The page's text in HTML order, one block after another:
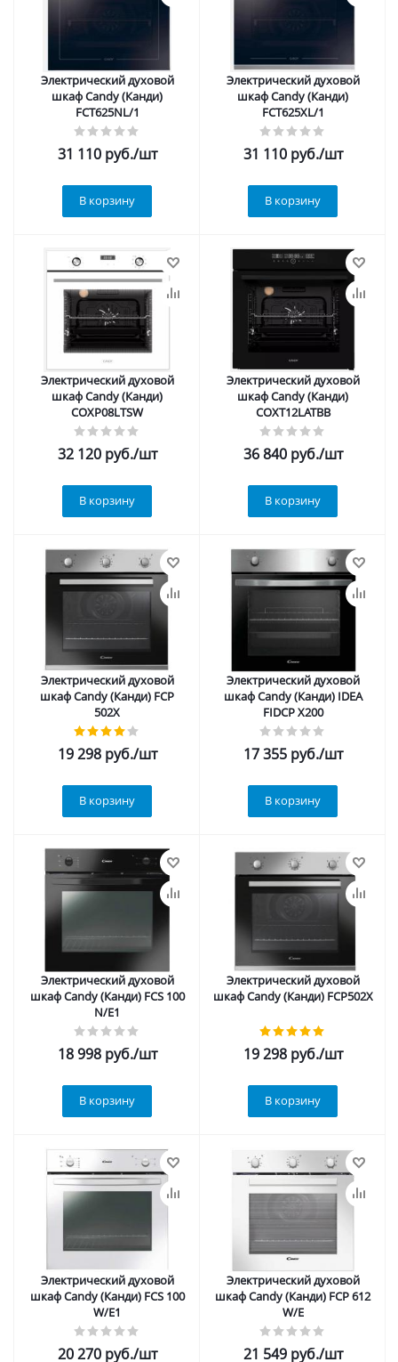
Электрический духовой
шкаф Candy (Канди)
FCT625NL/1
31 110руб./шт
В корзину
Электрический духовой
шкаф Candy (Канди)
FCT625XL/1
31 110руб./шт
В корзину
Электрический духовой
шкаф Candy (Канди)
COXP08LTSW
32 120руб./шт
В корзину
Электрический духовой
шкаф Candy (Канди)
COXT12LATBB
36 840руб./шт
В корзину
Электрический духовой
шкаф Candy (Канди) FCP
502X
19 298руб./шт
В корзину
Электрический духовой
шкаф Candy (Канди) IDEA
FIDCP X200
17 355руб./шт
В корзину
Электрический духовой
шкаф Candy (Канди) FCS 100
N/E1
18 998руб./шт
В корзину
Электрический духовой
шкаф Candy (Канди) FCP502X
19 298руб./шт
В корзину
Электрический духовой
шкаф Candy (Канди) FCS 100
W/E1
20 270руб./шт
Электрический духовой
шкаф Candy (Канди) FCP 612
W/E
21 549руб./шт